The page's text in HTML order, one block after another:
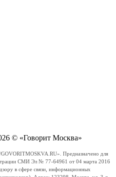
© «Говорит Москва»
Предназначено для
СМИ Эл № 77-64961 от 04 марта 2016
в сфере связи, информационных